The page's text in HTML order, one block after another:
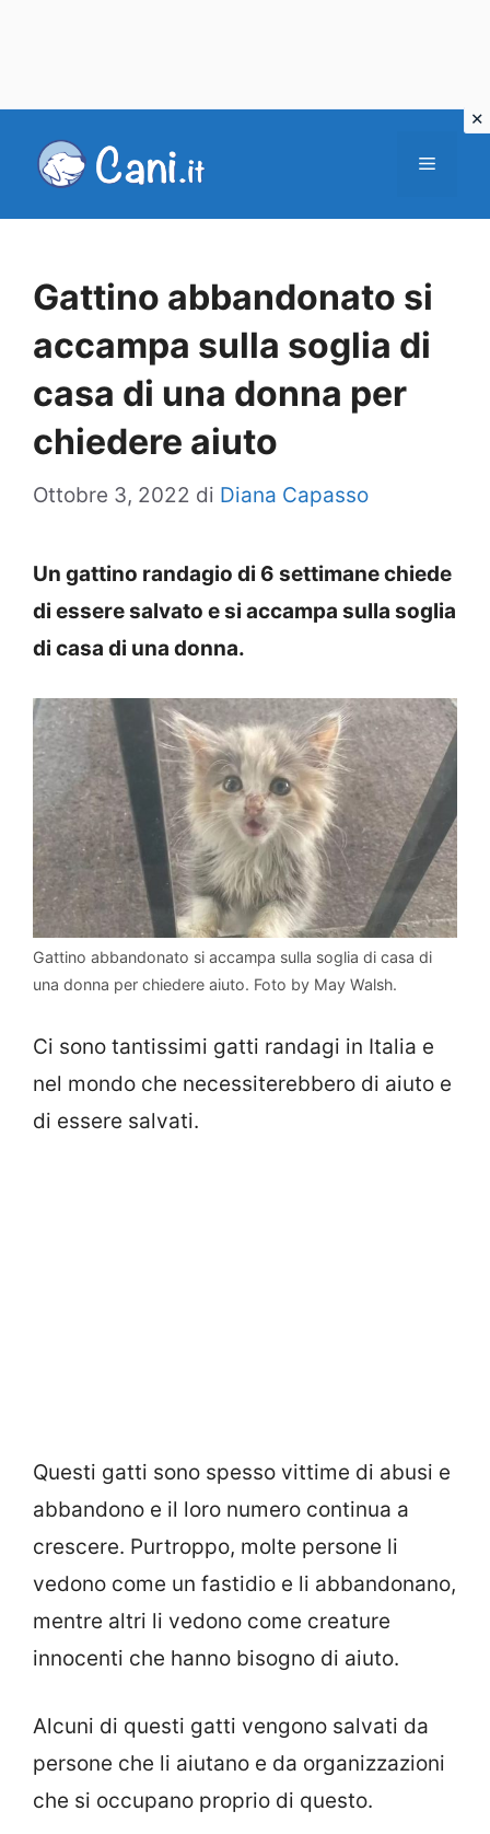
Menu
Gattino abbandonato si
accampa sulla soglia di
casa di una donna per
chiedere aiuto
Ottobre 3, 2022 di Diana Capasso
Un gattino randagio di 6 settimane chiede
di essere salvato e si accampa sulla soglia
di casa di una donna.
Gattino abbandonato si accampa sulla soglia di casa di
una donna per chiedere aiuto. Foto by May Walsh.
Ci sono tantissimi gatti randagi in Italia e
nel mondo che necessiterebbero di aiuto e
di essere salvati.
Questi gatti sono spesso vittime di abusi e
abbandono e il loro numero continua a
crescere. Purtroppo, molte persone li
vedono come un fastidio e li abbandonano,
mentre altri li vedono come creature
innocenti che hanno bisogno di aiuto.
Alcuni di questi gatti vengono salvati da
persone che li aiutano e da organizzazioni
che si occupano proprio di questo.